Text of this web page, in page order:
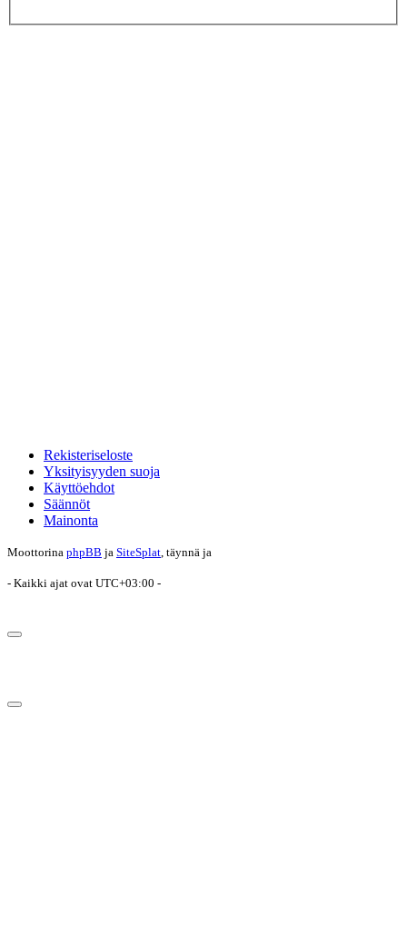
Rekisteriseloste
Yksityisyyden suoja
Käyttöehdot
Säännöt
Mainonta
Moottorina phpBB ja SiteSplat , täynnä ja
- Kaikki ajat ovat UTC+03:00 -